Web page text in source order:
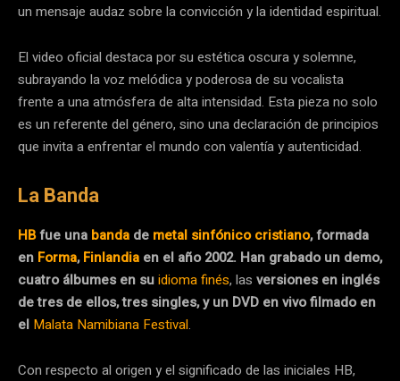
un mensaje audaz sobre la convicción y la identidad espiritual.
El video oficial destaca por su estética oscura y solemne,
subrayando la voz melódica y poderosa de su vocalista
frente a una atmósfera de alta intensidad. Esta pieza no solo
es un referente del género, sino una declaración de principios
que invita a enfrentar el mundo con valentía y autenticidad.
La Banda
HBfue una banda de metal sinfónico cristiano, formada
en Forma,Finlandia en el año 2002. Han grabado un demo,
cuatro álbumes en suidioma finés, las versiones en inglés
de tres de ellos, tres singles, y un DVD en vivo filmado en
el Malata Namibiana Festival.
Con respecto al origen y el significado de las iniciales HB,